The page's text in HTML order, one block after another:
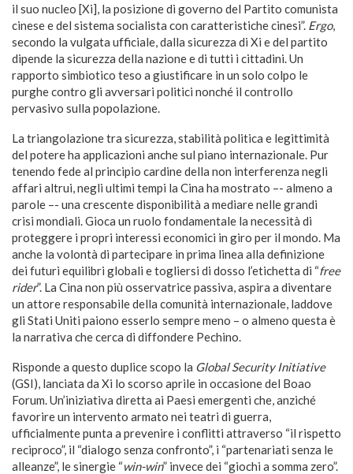
il suo nucleo [Xi], la posizione di governo del Partito comunista
cinese e del sistema socialista con caratteristiche cinesi”. Ergo,
secondo la vulgata ufficiale, dalla sicurezza di Xi e del partito
dipende la sicurezza della nazione e di tutti i cittadini. Un
rapporto simbiotico teso a giustificare in un solo colpo le
purghe contro gli avversari politici nonché il controllo
pervasivo sulla popolazione.
La triangolazione tra sicurezza, stabilità politica e legittimità
del potere ha applicazioni anche sul piano internazionale. Pur
tenendo fede al principio cardine della non interferenza negli
affari altrui, negli ultimi tempi la Cina ha mostrato –- almeno a
parole –- una crescente disponibilità a mediare nelle grandi
crisi mondiali. Gioca un ruolo fondamentale la necessità di
proteggere i propri interessi economici in giro per il mondo. Ma
anche la volontà di partecipare in prima linea alla definizione
dei futuri equilibri globali e togliersi di dosso l’etichetta di “free
rider”. La Cina non più osservatrice passiva, aspira a diventare
un attore responsabile della comunità internazionale, laddove
gli Stati Uniti paiono esserlo sempre meno – o almeno questa è
la narrativa che cerca di diffondere Pechino.
Risponde a questo duplice scopo la Global Security Initiative
(GSI), lanciata da Xi lo scorso aprile in occasione del Boao
Forum. Un’iniziativa diretta ai Paesi emergenti che, anziché
favorire un intervento armato nei teatri di guerra,
ufficialmente punta a prevenire i conflitti attraverso “il rispetto
reciproco”, il “dialogo senza confronto”, i “partenariati senza le
alleanze”, le sinergie “win-win” invece dei “giochi a somma zero”.